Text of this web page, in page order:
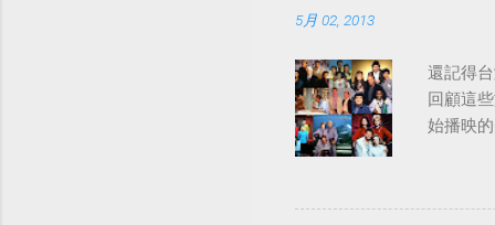
5月 02, 2013
還記得
回顧這
始播映